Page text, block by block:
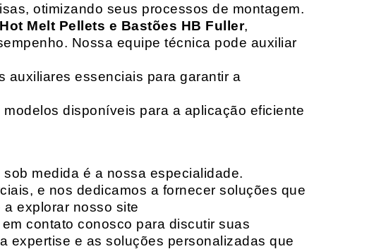
otimizando seus processos de montagem.
Hot Melt Pellets e Bastões HB Fuller,
Nossa equipe técnica pode auxiliar
auxiliares essenciais para garantir a
disponíveis para a aplicação eficiente
medida é a nossa especialidade.
e nos dedicamos a fornecer soluções que
explorar nosso site
contato conosco para discutir suas
expertise e as soluções personalizadas que